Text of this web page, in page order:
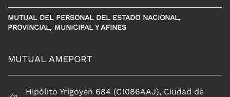
MUTUAL DEL PERSONAL DEL ESTADO NACIONAL,
PROVINCIAL, MUNICIPAL Y AFINES
MUTUAL AMEPORT
Hipólito Yrigoyen 684 (C1086AAJ), Ciudad de